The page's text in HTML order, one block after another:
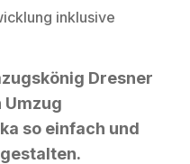
inklusive
Dresner
Umzug
so einfach und